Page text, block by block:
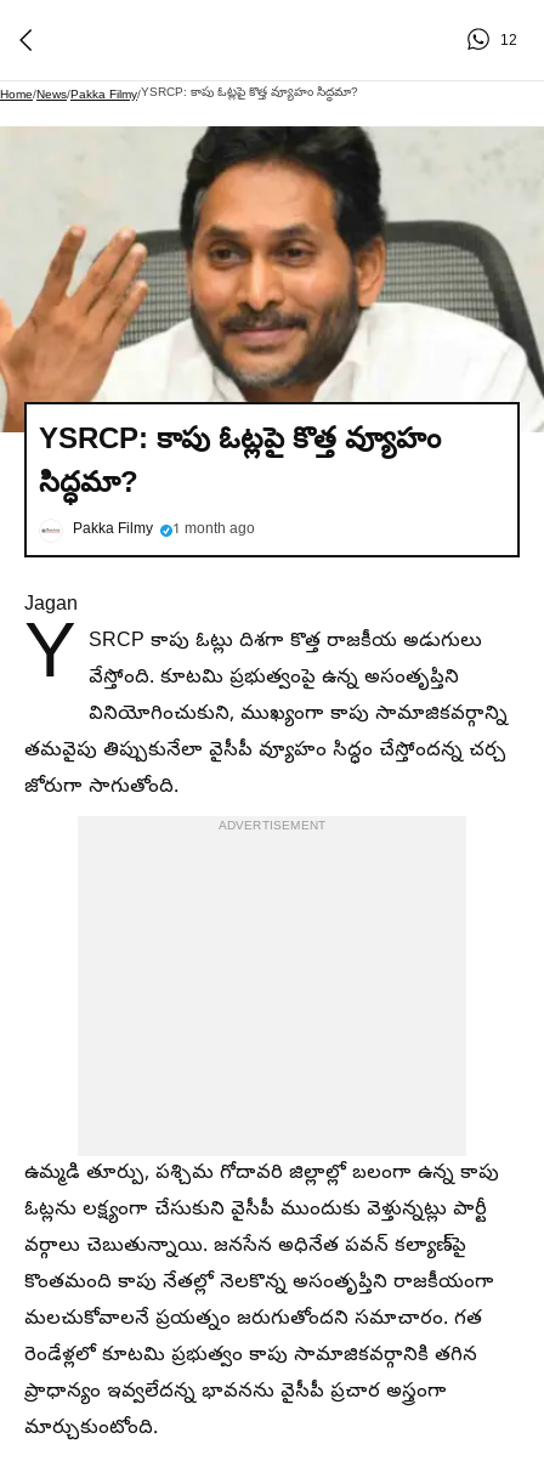
12
Home/News/Pakka Filmy/YSRCP: కాపు ఓట్లపై కొత్త వ్యూహం సిద్ధమా?
YSRCP: కాపు ఓట్లపై కొత్త వ్యూహం
సిద్ధమా?
Pakka Filmy 1 month ago
Jagan
Y SRCP కాపు ఓట్లు దిశగా కొత్త రాజకీయ అడుగులు
వేస్తోంది. కూటమి ప్రభుత్వంపై ఉన్న అసంతృప్తిని
వినియోగించుకుని, ముఖ్యంగా కాపు సామాజికవర్గాన్ని
తమవైపు తిప్పుకునేలా వైసీపీ వ్యూహం సిద్ధం చేస్తోందన్న చర్చ
జోరుగా సాగుతోంది.
ADVERTISEMENT
ఉమ్మడి తూర్పు, పశ్చిమ గోదావరి జిల్లాల్లో బలంగా ఉన్న కాపు
ఓట్లను లక్ష్యంగా చేసుకుని వైసీపీ ముందుకు వెళ్తున్నట్లు పార్టీ
వర్గాలు చెబుతున్నాయి. జనసేన అధినేత పవన్ కల్యాణ్‌పై
కొంతమంది కాపు నేతల్లో నెలకొన్న అసంతృప్తిని రాజకీయంగా
మలచుకోవాలనే ప్రయత్నం జరుగుతోందని సమాచారం. గత
రెండేళ్లలో కూటమి ప్రభుత్వం కాపు సామాజికవర్గానికి తగిన
ప్రాధాన్యం ఇవ్వలేదన్న భావనను వైసీపీ ప్రచార అస్త్రంగా
మార్చుకుంటోంది.